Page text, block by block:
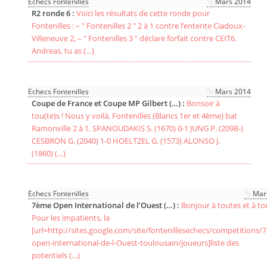
R2 ronde 6 :Voici les résultats de cette ronde pour
Fontenilles : – " Fontenilles 2 " 2 à 1 contre l’entente Ciadoux-
Villeneuve 2, – " Fontenilles 3 " déclare forfait contre CEIT6.
Andreas, tu as (…)
Echecs Fontenilles Mars 2014
Coupe de France et Coupe MP Gilbert (…) : Bonsoir à
tou(te)s ! Nous y voilà, Fontenilles (Blancs 1er et 4ème) bat
Ramonville 2 à 1. SPANOUDAKIS S. (1670) 0-1 JUNG P. (209B-)
CESBRON G. (2040) 1-0 HOELTZEL G. (1573) ALONSO J.
(1860) (…)
Echecs Fontenilles
7ème Open International de l’Ouest (…) : Bonjour à toutes et à
Pour les impatients, la
[url=http://sites.google.com/site/fontenillesechecs/competitions/
open-international-de-l-Ouest-toulousain/joueurs]liste des
potentiels (…)